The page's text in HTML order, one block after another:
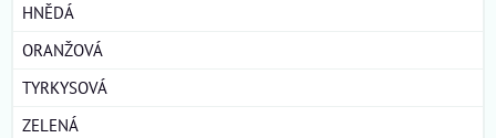
HNĚDÁ
ORANŽOVÁ
TYRKYSOVÁ
ZELENÁ